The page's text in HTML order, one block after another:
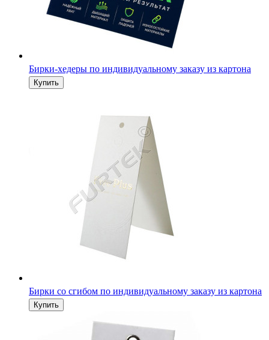
Бирки-хедеры по индивидуальному заказу из картона
Бирки со сгибом по индивидуальному заказу из картона